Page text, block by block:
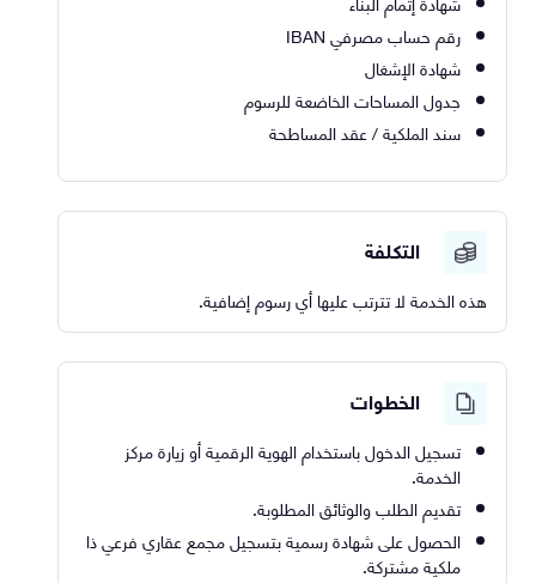
رقم حساب مصرفي IBAN
شهادة الإشغال
جدول المساحات الخاضعة للرسوم
سند الملكية / عقد المساطحة
التكلفة
هذه الخدمة لا تترتب عليها أي رسوم إضافية.
الخطوات
تسجيل الدخول باستخدام الهوية الرقمية أو زيارة مركز
الخدمة.
تقديم الطلب والوثائق المطلوبة.
الحصول على شهادة رسمية بتسجيل مجمع عقاري فرعي ذا
ملكية مشتركة.